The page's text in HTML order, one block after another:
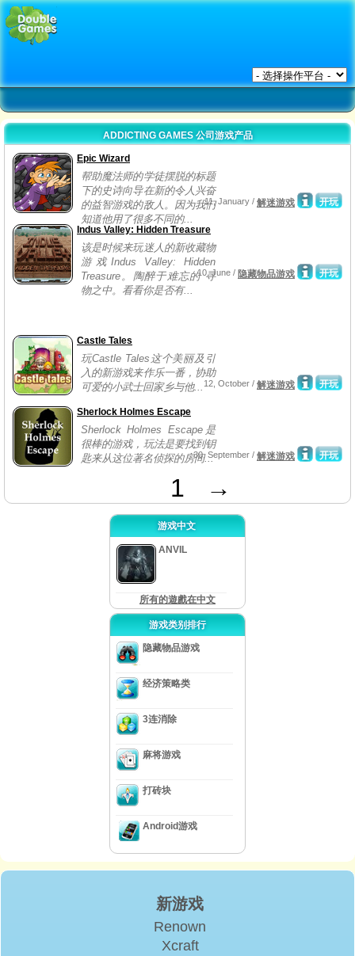
ADDICTING GAMES 公司游戏产品
Epic Wizard
帮助魔法师的学徒摆脱的标题
下的史诗向导在新的令人兴奋
的益智游戏的敌人。因为我们
知道他用了很多不同的...
开玩
11, January / 解迷游戏
Indus Valley: Hidden Treasure
该是时候来玩迷人的新收藏物
游戏Indus Valley: Hidden
Treasure。陶醉于难忘的 寻
物之中。看看你是否有...
开玩
10, June / 隐藏物品游戏
Castle Tales
玩Castle Tales这个美丽及引
入的新游戏来作乐一番，协助
可爱的小武士回家乡与他...
开玩
12, October / 解迷游戏
Sherlock Holmes Escape
Sherlock Holmes Escape是
很棒的游戏，玩法是要找到钥
匙来从这位著名侦探的房间...
开玩
30, September / 解迷游戏
1 →
游戏中文
ANVIL
所有的遊戲在中文
游戏类别排行
隐藏物品游戏
经济策略类
3连消除
麻将游戏
打砖块
Android游戏
新游戏
Renown
Xcraft